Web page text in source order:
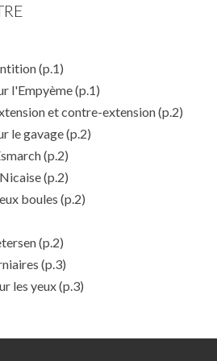
(p.1)
l'Empyème(p.1)
et contre-extension(p.2)
le gavage(p.2)
(p.2)
(p.2)
boules (p.2)
(p.2)
(p.3)
les yeux(p.3)